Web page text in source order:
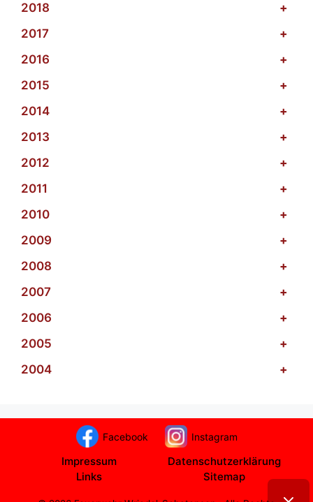
2018
+
2017
+
2016
+
2015
+
2014
+
2013
+
2012
+
2011
+
2010
+
2009
+
2008
+
2007
+
2006
+
2005
+
2004
+
Facebook Instagram
Impressum
Datenschutzerklärung
Links
Sitemap